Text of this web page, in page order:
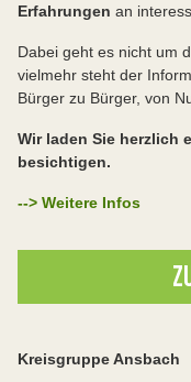
Erfahrungen an
Dabei geht es nicht um
vielmehr steht der
Bürger zu Bürger, von
Wir laden Sie herzlich
besichtigen.
--> Weitere Infos
Kreisgruppe Ansbach